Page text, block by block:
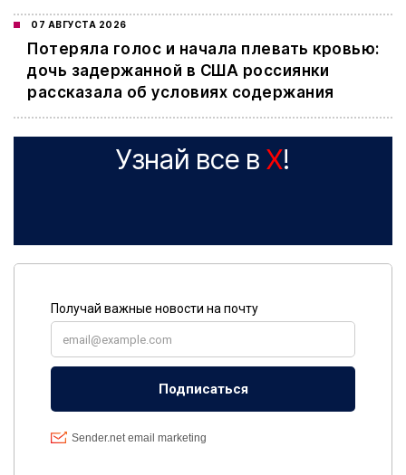
07 АВГУСТА 2026
Потеряла голос и начала плевать кровью:
дочь задержанной в США россиянки
рассказала об условиях содержания
Узнай все в X!